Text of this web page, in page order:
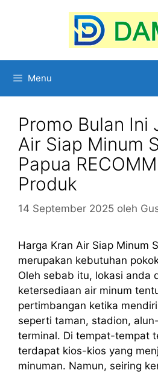
Menu
Promo Bulan Ini
Air Siap Minum
Papua
Produk
14 September 2025 oleh
Harga Kran Air Siap Minum
merupakan kebutuhan
Oleh sebab itu, lokasi anda
ketersediaan air minum
pertimbangan ketika
seperti taman, stadion,
terminal. Di tempat-tempat
terdapat kios-kios yang
minuman. Namun, seiring